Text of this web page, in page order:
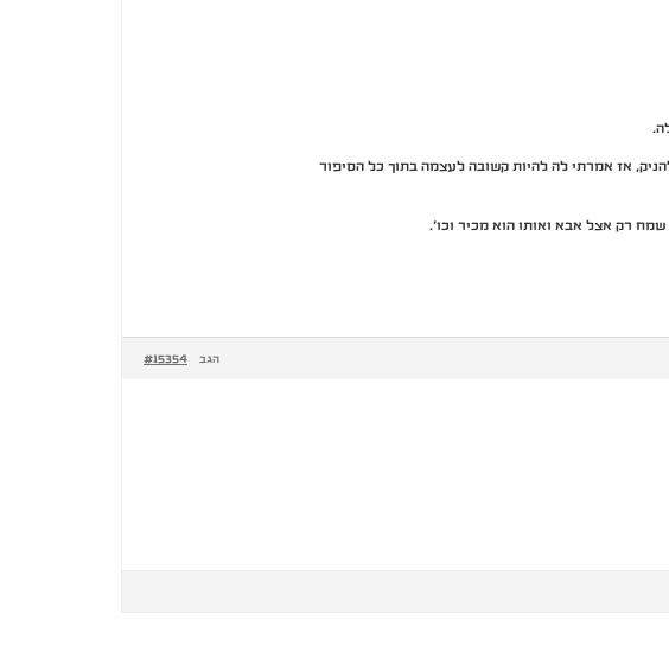
אז אמרתי לה להיות קשובה לעצמה בתוך כל הסיפור
רק אצל אבא ואותו הוא מכיר וכו׳.
#15354 הגב